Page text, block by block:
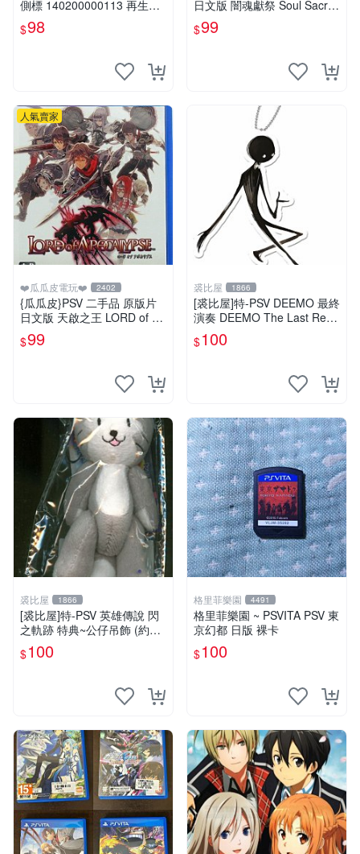
側標 140200000113 再生工
場YR2012 02
$98
日文版 闇魂獻祭 Soul Sacrifi
ce(遊戲都有回收)
$99
人氣賣家
❤️瓜瓜皮電玩❤️ 2402
{瓜瓜皮}PSV 二手品 原版片
日文版 天啟之王 LORD of AP
OCALYPSE(遊戲都有回收)
$99
裘比屋 1866
[裘比屋]特-PSV DEEMO 最終
演奏 DEEMO The Last Recit
al 特典~吊飾(2入)
$100
裘比屋 1866
[裘比屋]特-PSV 英雄傳說 閃
之軌跡 特典~公仔吊飾 (約13
cm)
$100
格里菲樂園 4491
格里菲樂園 ~ PSVITA PSV 東
京幻都 日版 裸卡
$100